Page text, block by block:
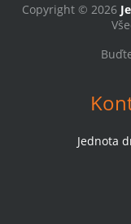
Copyright © 2026
Jednota